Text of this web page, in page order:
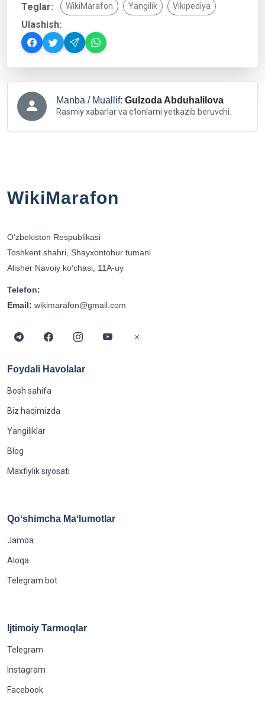
Teglar: WikiMarafon Yangilik Vikipediya
Ulashish:
Manba / Muallif: Gulzoda Abduhalilova
Rasmiy xabarlar va eʻlonlarni yetkazib beruvchi.
WikiMarafon
Oʻzbekiston Respublikasi
Toshkent shahri, Shayxontohur tumani
Alisher Navoiy koʻchasi, 11A-uy
Telefon:
Email: wikimarafon@gmail.com
Foydali Havolalar
Bosh sahifa
Biz haqimizda
Yangiliklar
Blog
Maxfiylik siyosati
Qoʻshimcha Maʻlumotlar
Jamoa
Aloqa
Telegram bot
Ijtimoiy Tarmoqlar
Telegram
Instagram
Facebook